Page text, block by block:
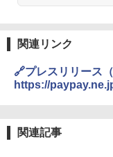
関連リンク
🔗プレスリリース
https://
関連記事